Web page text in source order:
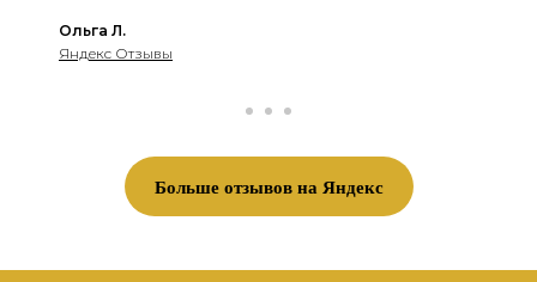
Ольга Л.
Яндекс Отзывы
Больше отзывов на Яндекс